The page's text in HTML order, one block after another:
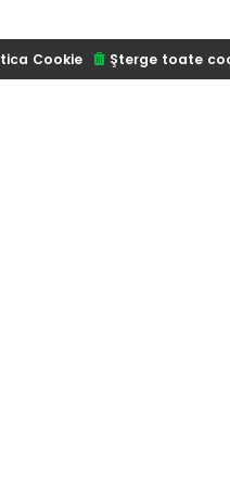
Şterge toate
Cookie